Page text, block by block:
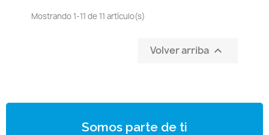
Mostrando 1-11 de 11 artículo(s)
Volver arriba 
Somos parte de ti